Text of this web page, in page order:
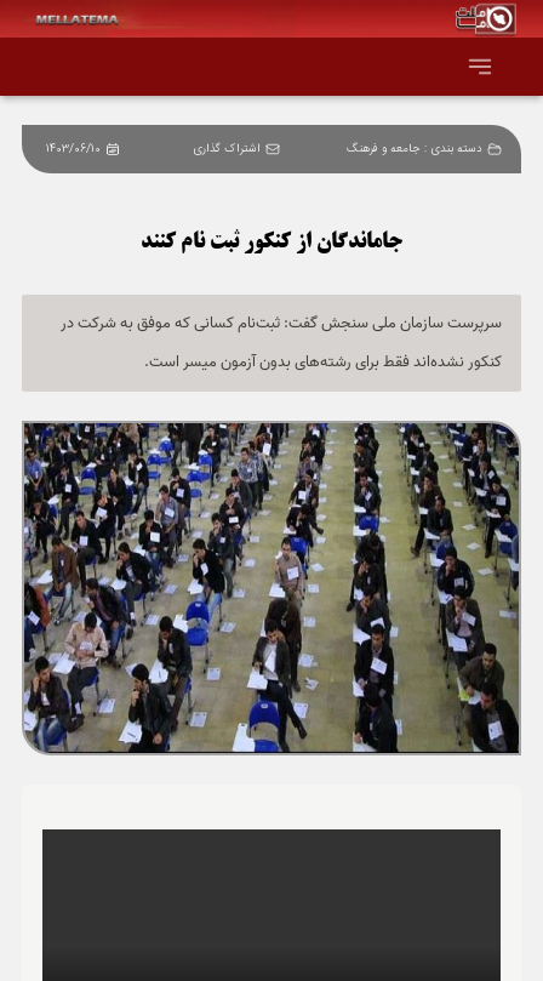
صفحه اصلی
همه عناوین
اقتصاد
سیاست و جهان
جامعه و فرهنگ
دانش و فناوری
ورزشی
حوادث
سبک زندگی
چند رسانه ای
دسته بندی : جامعه و فرهنگ اشتراک گذاری 1403/06/10
جاماندگان از کنکور ثبت نام کنند
سرپرست سازمان ملی سنجش گفت: ثبت‌نام کسانی که موفق به شرکت در
کنکور نشده‌اند فقط برای رشته‌های بدون آزمون میسر است.